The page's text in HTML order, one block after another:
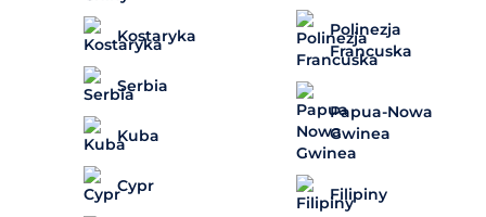
Kostaryka
Serbia
Kuba
Cypr
Polinezja
Francuska
Papua-Nowa
Gwinea
Filipiny